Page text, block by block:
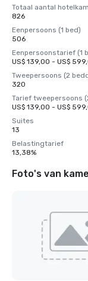
Totaal aantal
826
Eenpersoons (1 bed)
506
Eenpersoonstarief (1
US$ 139,00 - US$
Tweepersoons (2
320
Tarief tweepersoons
US$ 139,00 - US$
Suites
13
Belastingtarief
13,38%
Foto's van